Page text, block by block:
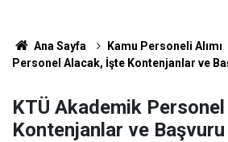
Ana Sayfa Kamu Personeli Alımı
Personel Alacak, İşte Kontenjanlar ve
KTÜ Akademik
Kontenjanlar ve Başvuru